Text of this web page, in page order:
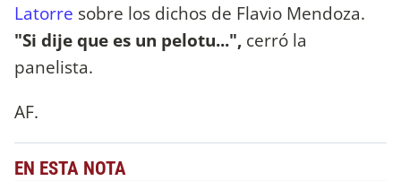
Latorre sobre los dichos de Flavio Mendoza.
"Si dije que es un pelotu...", cerró la
panelista.
AF.
EN ESTA NOTA